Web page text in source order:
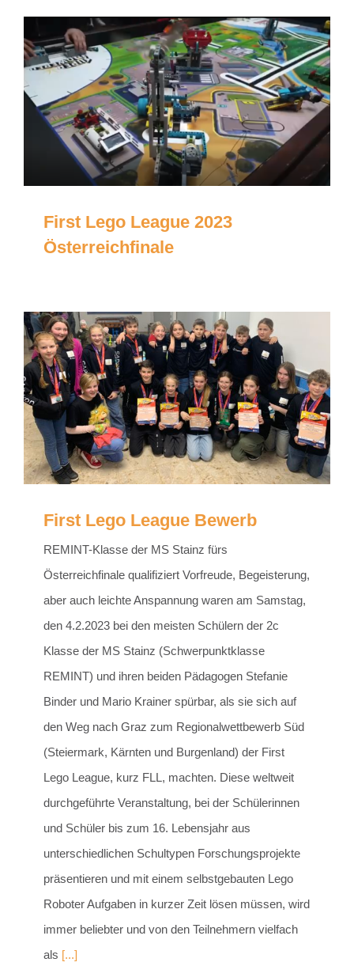
First Lego League 2023
Österreichfinale
First Lego League Bewerb
REMINT-Klasse der MS Stainz fürs
Österreichfinale qualifiziert Vorfreude, Begeisterung,
aber auch leichte Anspannung waren am Samstag,
den 4.2.2023 bei den meisten Schülern der 2c
Klasse der MS Stainz (Schwerpunktklasse
REMINT) und ihren beiden Pädagogen Stefanie
Binder und Mario Krainer spürbar, als sie sich auf
den Weg nach Graz zum Regionalwettbewerb Süd
(Steiermark, Kärnten und Burgenland) der First
Lego League, kurz FLL, machten. Diese weltweit
durchgeführte Veranstaltung, bei der Schülerinnen
und Schüler bis zum 16. Lebensjahr aus
unterschiedlichen Schultypen Forschungsprojekte
präsentieren und mit einem selbstgebauten Lego
Roboter Aufgaben in kurzer Zeit lösen müssen, wird
immer beliebter und von den Teilnehmern vielfach
als [...]